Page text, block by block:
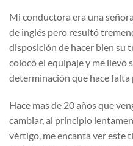
Mi conductora era una
de inglés pero resultó
disposición de hacer bien su
colocó el equipaje y me llevó
determinación que hace falta
Hace mas de 20 años que
cambiar, al principio
vértigo, me encanta ver este